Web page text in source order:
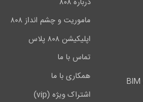
ماموریت و چشم انداز ۸۰۸
اپلیکیشن ۸۰۸ پلاس
تماس با ما
همکاری با ما
اشتراک ویژه (vip)